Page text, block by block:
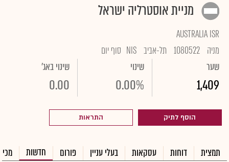
מניית אוסטרליה ישראל
AUSTRALIA ISR
מניה 1080522 תל-אביב NIS סוף יום
שער
1,409
שינוי
0.00%
שינוי באג'
0.00
הוסף לתיק התראות
תמצית דוחות עסקאות בעלי עניין פורום חדשות